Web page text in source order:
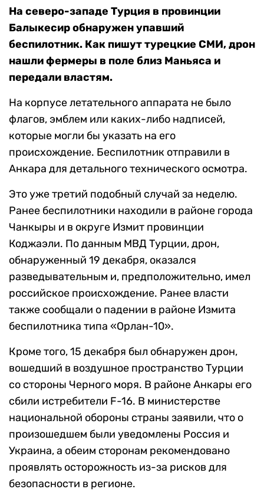
На северо-западе Турция в провинции
Балыкесир обнаружен упавший
беспилотник. Как пишут турецкие СМИ, дрон
нашли фермеры в поле близ Маньяса и
передали властям.
На корпусе летательного аппарата не было
флагов, эмблем или каких-либо надписей,
которые могли бы указать на его
происхождение. Беспилотник отправили в
Анкара для детального технического осмотра.
Это уже третий подобный случай за неделю.
Ранее беспилотники находили в районе города
Чанкыры и в округе Измит провинции
Коджаэли. По данным МВД Турции, дрон,
обнаруженный 19 декабря, оказался
разведывательным и, предположительно, имел
российское происхождение. Ранее власти
также сообщали о падении в районе Измита
беспилотника типа «Орлан-10».
Кроме того, 15 декабря был обнаружен дрон,
вошедший в воздушное пространство Турции
со стороны Черного моря. В районе Анкары его
сбили истребители F-16. В министерстве
национальной обороны страны заявили, что о
произошедшем были уведомлены Россия и
Украина, а обеим сторонам рекомендовано
проявлять осторожность из-за рисков для
безопасности в регионе.